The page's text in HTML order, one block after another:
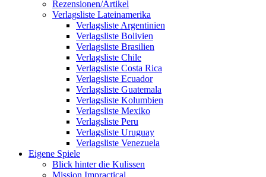
Rezensionen/Artikel
Verlagsliste Lateinamerika
Verlagsliste Argentinien
Verlagsliste Bolivien
Verlagsliste Brasilien
Verlagsliste Chile
Verlagsliste Costa Rica
Verlagsliste Ecuador
Verlagsliste Guatemala
Verlagsliste Kolumbien
Verlagsliste Mexiko
Verlagsliste Peru
Verlagsliste Uruguay
Verlagsliste Venezuela
Eigene Spiele
Blick hinter die Kulissen
Mission Impractical